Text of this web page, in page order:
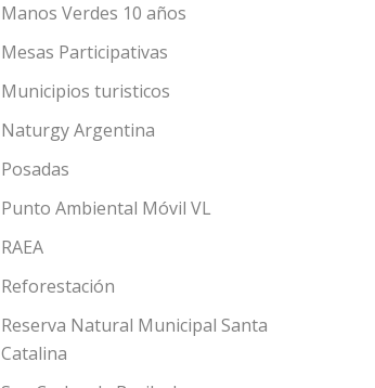
Manos Verdes 10 años
Mesas Participativas
Municipios turisticos
Naturgy Argentina
Posadas
Punto Ambiental Móvil VL
RAEA
Reforestación
Reserva Natural Municipal Santa
Catalina